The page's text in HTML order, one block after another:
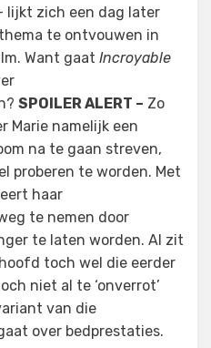
lijkt zich een dag later
te ontvouwen in
Want gaat Incroyable
SPOILER ALERT – Zo
Marie namelijk een
na te gaan streven,
proberen te worden. Met
haar
te nemen door
te laten worden. Al zit
toch wel die eerder
niet al te ‘onverrot’
van die
over bedprestaties.